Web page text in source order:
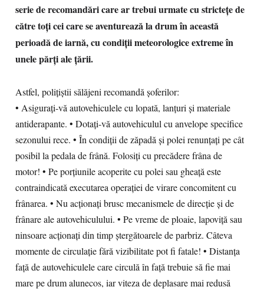
serie de recomandări care ar trebui urmate cu strictețe de
către toți cei care se aventurează la drum în această
perioadă de iarnă, cu condiții meteorologice extreme în
unele părți ale țării.
Astfel, polițiștii sălăjeni recomandă șoferilor:
• Asiguraţi-vă autovehiculele cu lopată, lanţuri şi materiale
antiderapante. • Dotaţi-vă autovehiculul cu anvelope specifice
sezonului rece. • În condiţii de zăpadă şi polei renunţaţi pe cât
posibil la pedala de frână. Folosiţi cu precădere frâna de
motor! • Pe porţiunile acoperite cu polei sau gheaţă este
contraindicată executarea operaţiei de virare concomitent cu
frânarea. • Nu acţionaţi brusc mecanismele de direcţie şi de
frânare ale autovehiculului. • Pe vreme de ploaie, lapoviţă sau
ninsoare acţionaţi din timp ştergătoarele de parbriz. Câteva
momente de circulaţie fără vizibilitate pot fi fatale! • Distanţa
faţă de autovehiculele care circulă în faţă trebuie să fie mai
mare pe drum alunecos, iar viteza de deplasare mai redusă